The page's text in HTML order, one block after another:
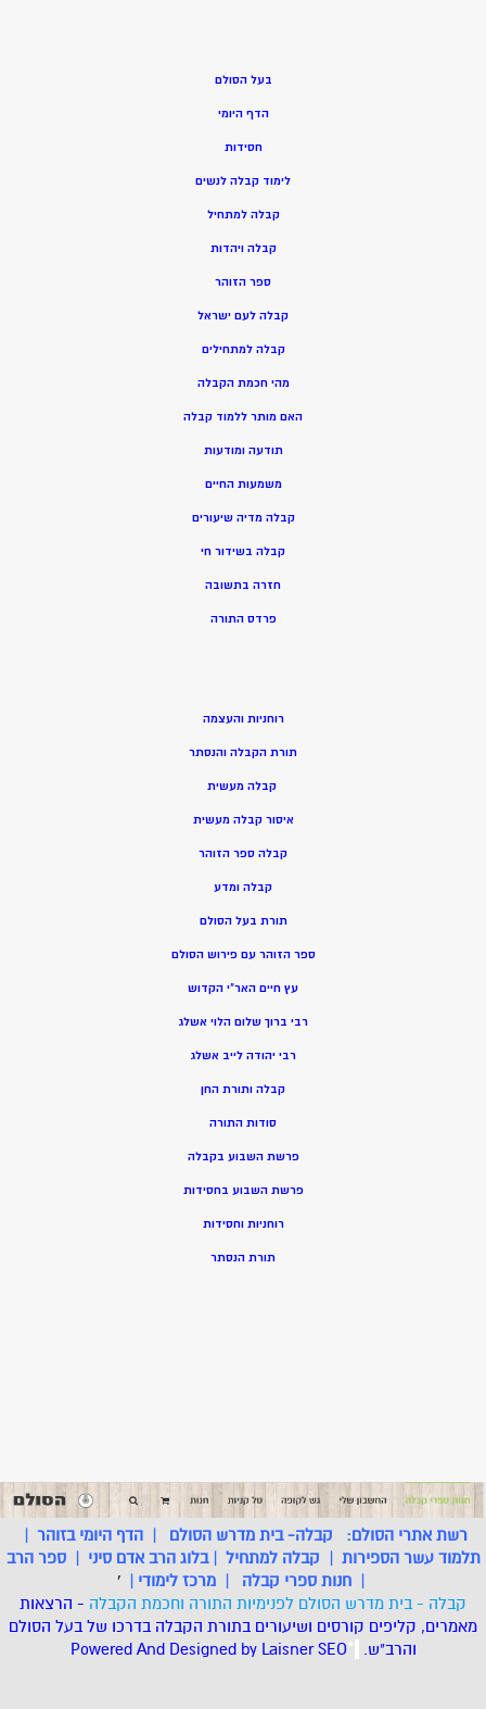
בעל הסולם
הדף היומי
חסידות
לימוד קבלה לנשים
קבלה למתחיל
קבלה ויהדות
ספר הזוהר
קבלה לעם ישראל
קבלה למתחילים
מהי חכמת הקבלה
האם מותר ללמוד קבלה
תודעה ומודעות
משמעות החיים
קבלה מדיה שיעורים
קבלה בשידור חי
חזרה בתשובה
פרדס התורה
רוחניות והעצמה
תורת הקבלה והנסתר
קבלה מעשית
איסור קבלה מעשית
קבלה ספר הזוהר
קבלה ומדע
תורת בעל הסולם
ספר הזוהר עם פירוש הסולם
עץ חיים האר”י הקדוש
רבי ברוך שלום הלוי אשלג
רבי יהודה לייב אשלג
קבלה ותורת החן
סודות התורה
פרשת השבוע בקבלה
פרשת השבוע בחסידות
רוחניות וחסידות
תורת הנסתר
רשת אתרי הסולם: קבלה- בית מדרש הסולם |הדף היומי בזוהר |
תלמוד עשר הספירות | קבלה למתחיל |בלוג הרב אדם סיני |ספר הרב
| חנות ספרי קבלה | מרכז לימודי |
'
קבלה - בית מדרש הסולם לפנימיות התורה וחכמת הקבלה - הרצאות
מאמרים, קליפים קורסים ושיעורים בתורת הקבלה בדרכו של בעל הסולם
והרב"ש. *
Powered And Designed by LaisnerSEO